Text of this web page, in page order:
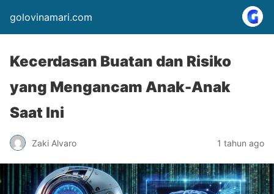
golovinamari.com
Kecerdasan Buatan dan Risiko
yang Mengancam Anak-Anak
Saat Ini
Zaki Alvaro 1 tahun ago